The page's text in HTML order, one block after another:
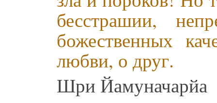
бесстрашии,
божественных
любви, о друг.
Шри Йамуначарйа